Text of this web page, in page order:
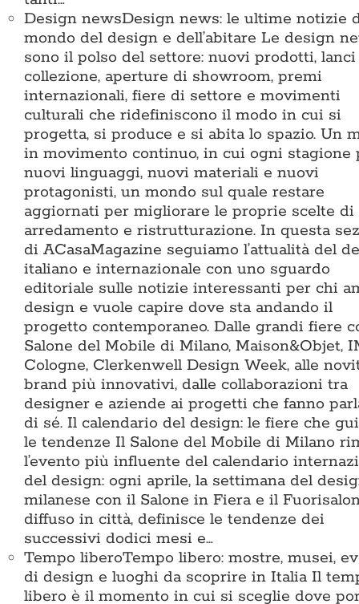
Design newsDesign news: le ultime notizie
mondo del design e dell’abitare Le design
sono il polso del settore: nuovi prodotti,
collezione, aperture di showroom, premi
internazionali, fiere di settore e movimenti
culturali che ridefiniscono il modo in cui si
progetta, si produce e si abita lo spazio. Un
in movimento continuo, in cui ogni stagione
nuovi linguaggi, nuovi materiali e nuovi
protagonisti, un mondo sul quale restare
aggiornati per migliorare le proprie scelte di
arredamento e ristrutturazione. In questa
di ACasaMagazine seguiamo l’attualità del
italiano e internazionale con uno sguardo
editoriale sulle notizie interessanti per chi
design e vuole capire dove sta andando il
progetto contemporaneo. Dalle grandi fiere
Salone del Mobile di Milano, Maison&Objet,
Cologne, Clerkenwell Design Week, alle
brand più innovativi, dalle collaborazioni tra
designer e aziende ai progetti che fanno
di sé. Il calendario del design: le fiere che
le tendenze Il Salone del Mobile di Milano
l’evento più influente del calendario
del design: ogni aprile, la settimana del
milanese con il Salone in Fiera e il
diffuso in città, definisce le tendenze dei
successivi dodici mesi e…
Tempo liberoTempo libero: mostre, musei,
di design e luoghi da scoprire in Italia Il
libero è il momento in cui si sceglie dove